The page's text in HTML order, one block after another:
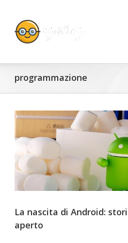
programmazione
La nascita di Android:
aperto